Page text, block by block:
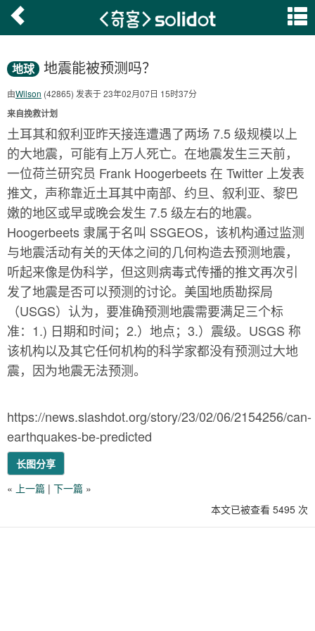
地球 地震能被预测吗？
由Wilson (42865) 发表于 23年02月07日 15时37分
来自挽救计划
土耳其和叙利亚昨天接连遭遇了两场 7.5 级规模以上
的大地震，可能有上万人死亡。在地震发生三天前，
一位荷兰研究员 Frank Hoogerbeets 在 Twitter 上发表
推文，声称靠近土耳其中南部、约旦、叙利亚、黎巴
嫩的地区或早或晚会发生 7.5 级左右的地震。
Hoogerbeets 隶属于名叫 SSGEOS，该机构通过监测
与地震活动有关的天体之间的几何构造去预测地震，
听起来像是伪科学，但这则病毒式传播的推文再次引
发了地震是否可以预测的讨论。美国地质勘探局
（USGS）认为，要准确预测地震需要满足三个标
准：1.) 日期和时间；2.）地点；3.）震级。USGS 称
该机构以及其它任何机构的科学家都没有预测过大地
震，因为地震无法预测。
https://news.slashdot.org/story/23/02/06/2154256/can-
earthquakes-be-predicted
长图分享
« 上一篇 | 下一篇 »
本文已被查看 5495 次